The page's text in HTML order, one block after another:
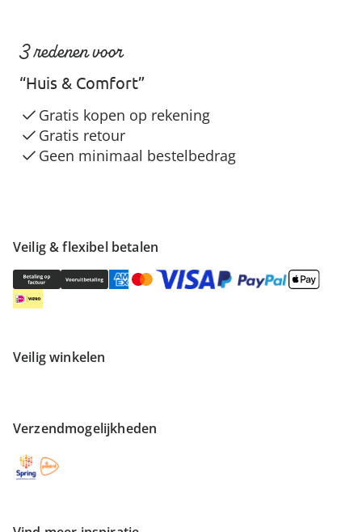
Veilig & flexibel betalen
Veilig winkelen
Verzendmogelijkheden
3 redenen voor
“Huis & Comfort”
Gratis kopen op rekening
Gratis retour
Geen minimaal bestelbedrag